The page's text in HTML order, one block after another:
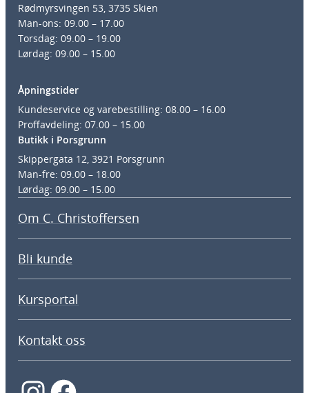
Rødmyrsvingen 53, 3735 Skien
Man-ons: 09.00 – 17.00
Torsdag: 09.00 – 19.00
Lørdag: 09.00 – 15.00
Åpningstider
Kundeservice og varebestilling: 08.00 – 16.00
Proffavdeling: 07.00 – 15.00
Butikk i Porsgrunn
Skippergata 12, 3921 Porsgrunn
Man-fre: 09.00 – 18.00
Lørdag: 09.00 – 15.00
Om C. Christoffersen
Bli kunde
Kursportal
Kontakt oss